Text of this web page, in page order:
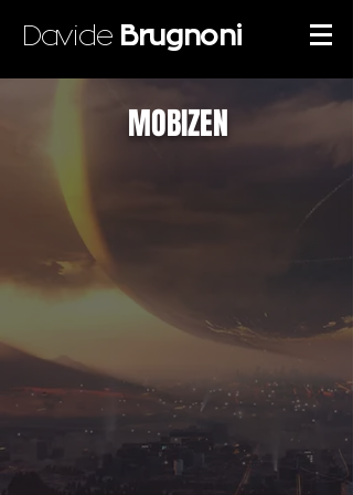
Davide Brugnoni
MOBIZEN